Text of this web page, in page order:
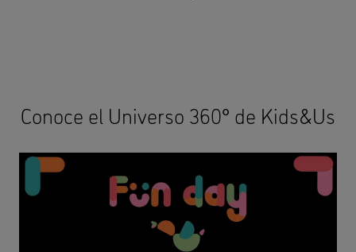
Conoce el Universo 360° de Kids&Us